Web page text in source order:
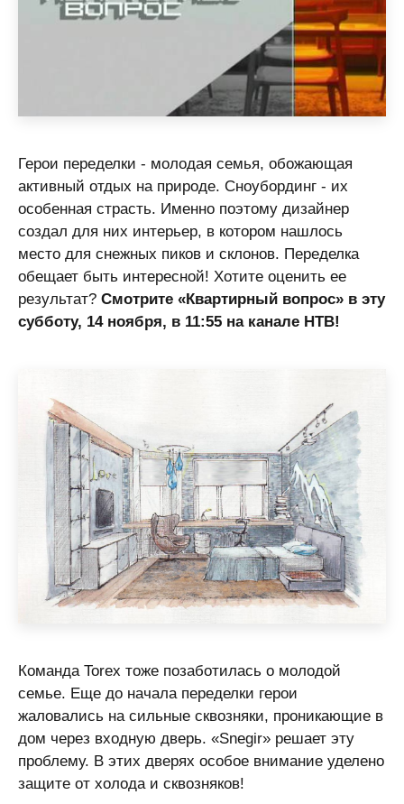
Герои переделки - молодая семья, обожающая
активный отдых на природе. Сноубординг - их
особенная страсть. Именно поэтому дизайнер
создал для них интерьер, в котором нашлось
место для снежных пиков и склонов. Переделка
обещает быть интересной! Хотите оценить ее
результат? Смотрите «Квартирный вопрос» в эту
субботу, 14 ноября, в 11:55 на канале НТВ!
Команда Torex тоже позаботилась о молодой
семье. Еще до начала переделки герои
жаловались на сильные сквозняки, проникающие в
дом через входную дверь. «Snegir» решает эту
проблему. В этих дверях особое внимание уделено
защите от холода и сквозняков!